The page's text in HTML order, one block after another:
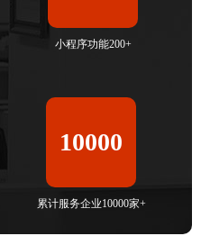
小程序功能200+
10000
累计服务企业10000家+